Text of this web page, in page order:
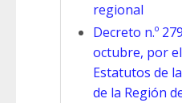
regional
Decreto n.º
octubre, por
Estatutos de
de la Región